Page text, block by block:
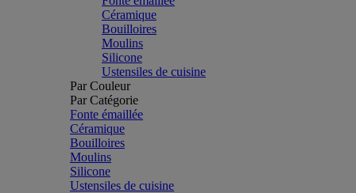
Céramique
Bouilloires
Moulins
Silicone
Ustensiles de cuisine
Par Couleur
Par Catégorie
Fonte émaillée
Céramique
Bouilloires
Moulins
Silicone
Ustensiles de cuisine